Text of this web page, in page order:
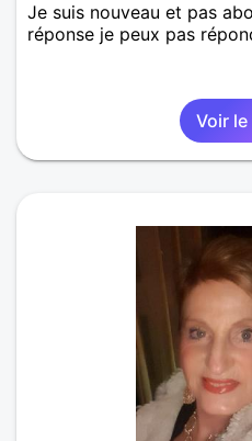
Je suis nouveau et pas
réponse je peux pas
Voir